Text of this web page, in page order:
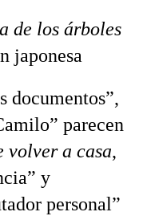
de los árboles
japonesa
documentos”,
parecen
volver a casa,
y
personal”